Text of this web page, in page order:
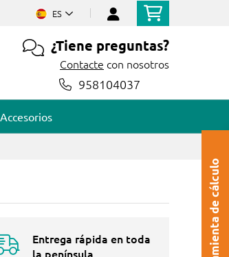
ES
¿Tiene preguntas?
Contacte con nosotros
958104037
Accesorios
Entrega rápida en toda
la península
Herramienta de cálculo